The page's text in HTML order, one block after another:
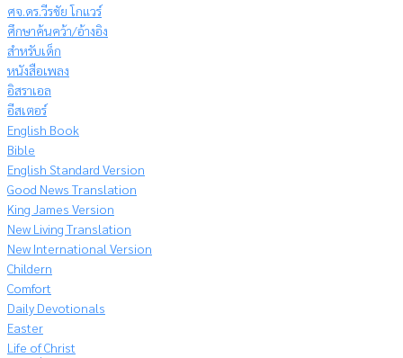
ศจ.ดร.วีรชัย โกแวร์
ศึกษาค้นคว้า/อ้างอิง
สำหรับเด็ก
หนังสือเพลง
อิสราเอล
อีสเตอร์
English Book
Bible
English Standard Version
Good News Translation
King James Version
New Living Translation
New International Version
Childern
Comfort
Daily Devotionals
Easter
Life of Christ